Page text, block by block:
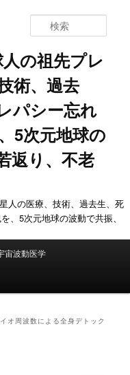
の祖先プレ
術、過去
パシー忘れ
5次元地球の
返り、不老
索
宙波動医学
オ周波数による全身デトック